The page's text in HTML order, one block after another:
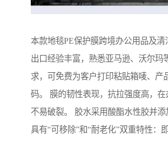
本款地毯PE保护膜跨境办公用品及清
出口经验丰富，熟悉亚马逊、沃尔玛
求，可免费为客户打印粘贴箱唛、产
码。 膜的韧性表现，抗拉强度高，
不易破裂。 胶水采用酸酯水性胶并
具有“可移除”和“耐老化”双重特性：